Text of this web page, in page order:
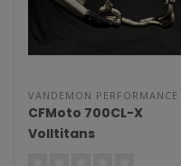
VANDEMON PERFORMANCE
CFMoto 700CL-X
Volltitans